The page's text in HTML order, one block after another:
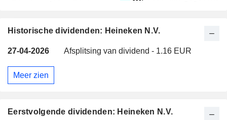
Eerstvolgende dividenden: Heineken N.V.
Historische dividenden: Heineken N.V.
27-04-2026 Afsplitsing van dividend - 1.16 EUR
Meer zien